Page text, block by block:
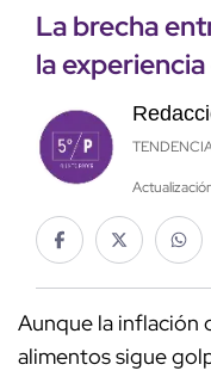
La brecha
la
Aunque la inflación
alimentos sigue